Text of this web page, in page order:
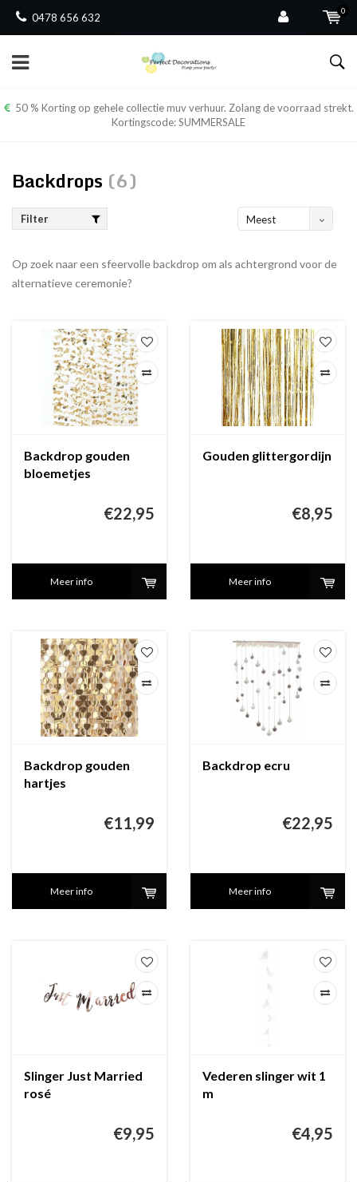
0478 656 632
0
50 % Korting op gehele collectie muv verhuur. Zolang de voorraad strekt.
Kortingscode: SUMMERSALE
Backdrops (6)
Filter
Meest
Op zoek naar een sfeervolle backdrop om als achtergrond voor de
alternatieve ceremonie?
Backdrop gouden
bloemetjes
€22,95
Meer info
Gouden glittergordijn
€8,95
Meer info
Backdrop gouden
hartjes
€11,99
Meer info
Backdrop ecru
€22,95
Meer info
Slinger Just Married
rosé
€9,95
Vederen slinger wit 1
m
€4,95